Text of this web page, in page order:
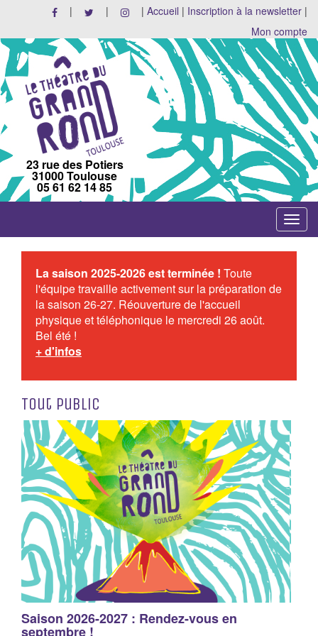
| | | Accueil | Inscription à la newsletter |
Mon compte
23 rue des Potiers
31000 Toulouse
05 61 62 14 85
Toggle
La saison 2025-2026 est terminée ! Toute
l'équipe travaille activement sur la préparation de
la saison 26-27. Réouverture de l'accueil
physique et téléphonique le mercredi 26 août.
Bel été !
+ d'infos
Tout public
Saison 2026-2027 : Rendez-vous en
septembre !